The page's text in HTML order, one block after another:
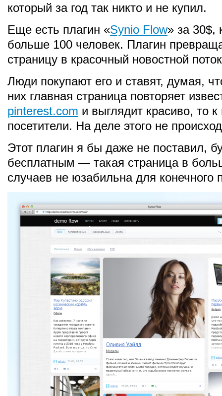
который за год так никто и не купил.
Еще есть плагин «Synio Flow» за 30$,
больше 100 человек. Плагин
страницу в красочный новостной
Люди покупают его и ставят, думая,
них главная страница повторяет
pinterest.com и выглядит красиво, то к
посетители. На деле этого не
Этот плагин я бы даже не поставил,
бесплатным — такая страница в
случаев не юзабильна для конечного